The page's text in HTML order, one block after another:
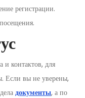
регистрации.
и контактов, для
Если вы не уверены,
документы, а по